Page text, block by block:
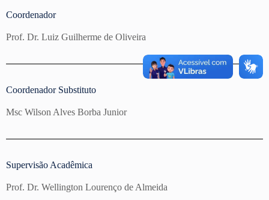
Coordenador
Prof. Dr. Luiz Guilherme de Oliveira
Coordenador Substituto​
Msc Wilson Alves Borba Junior
Supervisão Acadêmica
Prof. Dr. Wellington Lourenço de Almeida